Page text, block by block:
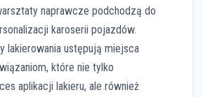
naprawcze podchodzą do
karoserii pojazdów.
lakierowania ustępują miejsca
które nie tylko
aplikacji lakieru, ale również